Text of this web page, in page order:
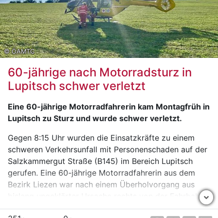
vermeiden! Bitte schauen Sie bei Extrem-Temperaturen
besonders auf sich selbst und kümmern Sie sich um
Ihre Mitmenschen. Seien Sie vorsichtig in trockener
Wald- und Wiesen-Umgebung, vermeiden Sie selbst
kleinste Zündquellen – diese können fatale Brände
auslösen!“
© ÖAMTC
60-jährige nach Motorradsturz in
Lupitsch schwer verletzt
Eine 60-jährige Motorradfahrerin kam Montagfrüh in
Lupitsch zu Sturz und wurde schwer verletzt.
Gegen 8:15 Uhr wurden die Einsatzkräfte zu einem
schweren Verkehrsunfall mit Personenschaden auf der
Salzkammergut Straße (B145) im Bereich Lupitsch
gerufen. Eine 60-jährige Motorradfahrerin aus dem
Bezirk Liezen war nach einem Überholvorgang aus
bislang ungeklärter Ursache rechts von der Fahrbahn
abgekommen und in weiterer Folge gestürzt. Dabei